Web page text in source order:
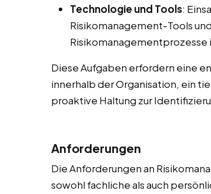
Technologie und Tools:
Risikomanagement-Tools
Risikomanagementprozesse
Diese Aufgaben erfordern eine
innerhalb der Organisation, ein
proaktive Haltung zur
Anforderungen
Die Anforderungen an
sowohl fachliche als auch